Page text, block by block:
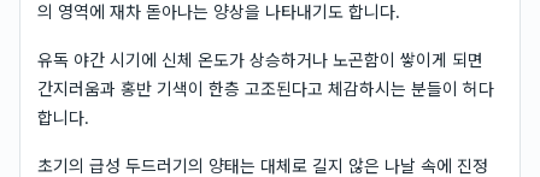
의 영역에 재차 돋아나는 양상을 나타내기도 합니다.
유독 야간 시기에 신체 온도가 상승하거나 노곤함이 쌓이게 되면
간지러움과 홍반 기색이 한층 고조된다고 체감하시는 분들이 허다
합니다.
초기의 급성 두드러기의 양태는 대체로 길지 않은 나날 속에 진정